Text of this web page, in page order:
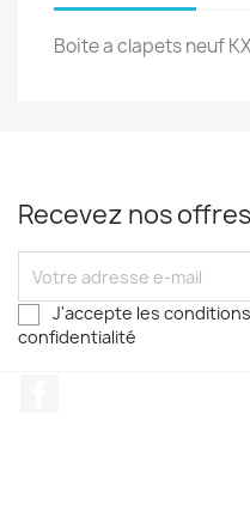
Boite a clapets neuf
Recevez nos
J'accepte les
confidentialité